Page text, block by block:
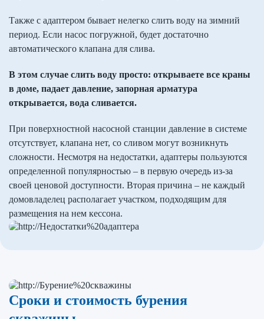
Также с адаптером бывает нелегко слить воду на зимний
период. Если насос погружной, будет достаточно
автоматического клапана для слива.
В этом случае слить воду просто: открываете все краны
в доме, падает давление, запорная арматура
открывается, вода сливается.
При поверхностной насосной станции давление в системе
отсутствует, клапана нет, со сливом могут возникнуть
сложности. Несмотря на недостатки, адаптеры пользуются
определенной популярностью – в первую очередь из-за
своей ценовой доступности. Вторая причина – не каждый
домовладелец располагает участком, подходящим для
размещения на нем кессона.
Сроки и стоимость бурения